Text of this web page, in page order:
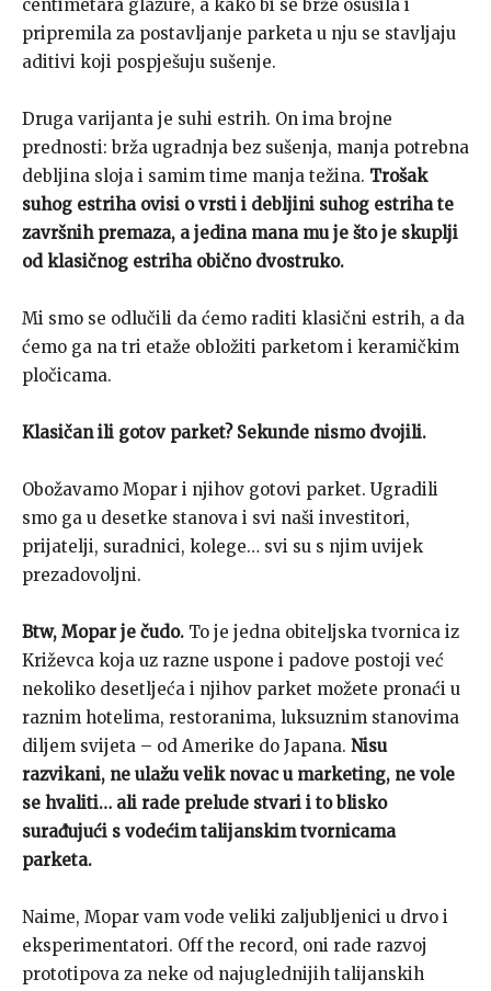
centimetara glazure, a kako bi se brže osušila i
pripremila za postavljanje parketa u nju se stavljaju
aditivi koji pospješuju sušenje.
Druga varijanta je suhi estrih. On ima brojne
prednosti: brža ugradnja bez sušenja, manja potrebna
debljina sloja i samim time manja težina. Trošak
suhog estriha ovisi o vrsti i debljini suhog estriha te
završnih premaza, a jedina mana mu je što je skuplji
od klasičnog estriha obično dvostruko.
Mi smo se odlučili da ćemo raditi klasični estrih, a da
ćemo ga na tri etaže obložiti parketom i keramičkim
pločicama.
Klasičan ili gotov parket? Sekunde nismo dvojili.
Obožavamo Mopar i njihov gotovi parket. Ugradili
smo ga u desetke stanova i svi naši investitori,
prijatelji, suradnici, kolege… svi su s njim uvijek
prezadovoljni.
Btw, Mopar je čudo. To je jedna obiteljska tvornica iz
Križevca koja uz razne uspone i padove postoji već
nekoliko desetljeća i njihov parket možete pronaći u
raznim hotelima, restoranima, luksuznim stanovima
diljem svijeta – od Amerike do Japana. Nisu
razvikani, ne ulažu velik novac u marketing, ne vole
se hvaliti… ali rade prelude stvari i to blisko
surađujući s vodećim talijanskim tvornicama
parketa.
Naime, Mopar vam vode veliki zaljubljenici u drvo i
eksperimentatori. Off the record, oni rade razvoj
prototipova za neke od najuglednijih talijanskih